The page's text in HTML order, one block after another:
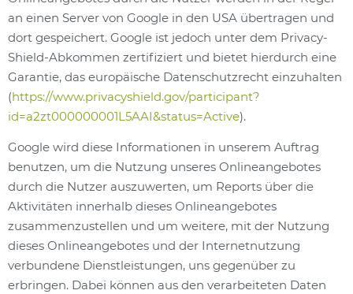
an einen Server von Google in den USA übertragen und
dort gespeichert. Google ist jedoch unter dem Privacy-
Shield-Abkommen zertifiziert und bietet hierdurch eine
Garantie, das europäische Datenschutzrecht einzuhalten
(https://www.privacyshield.gov/participant?
id=a2zt000000001L5AAI&status=Active).
Google wird diese Informationen in unserem Auftrag
benutzen, um die Nutzung unseres Onlineangebotes
durch die Nutzer auszuwerten, um Reports über die
Aktivitäten innerhalb dieses Onlineangebotes
zusammenzustellen und um weitere, mit der Nutzung
dieses Onlineangebotes und der Internetnutzung
verbundene Dienstleistungen, uns gegenüber zu
erbringen. Dabei können aus den verarbeiteten Daten